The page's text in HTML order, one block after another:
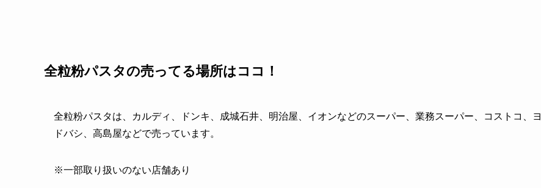
全粒粉パスタの売ってる場所はココ！
全粒粉パスタは、カルディ、ドンキ、成城石井、明治屋、イオンなどのスーパー、業務スーパー、コストコ、ヨ
ドバシ、高島屋などで売っています。
※一部取り扱いのない店舗あり